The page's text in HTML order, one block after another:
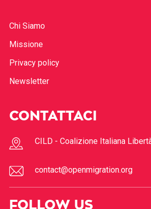
Chi Siamo
Missione
Privacy policy
Newsletter
CONTATTACI
CILD - Coalizione Italiana
contact@openmigration.org
FOLLOW US